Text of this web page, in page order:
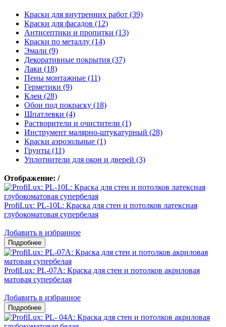
Краски для внутренних работ (39)
Краски для фасадов (12)
Антисептики и пропитки (13)
Краски по металлу (14)
Эмали (9)
Декоративные покрытия (37)
Лаки (18)
Пены монтажные (11)
Герметики (9)
Клеи (28)
Обои под покраску (18)
Шпатлевки (4)
Растворители и очистители (1)
Инструмент малярно-штукатурный (28)
Краски аэрозольные (1)
Грунты (11)
Уплотнители для окон и дверей (3)
Отображение: /
ProfiLux: PL-10L: Краска для стен и потолков латексная
глубокоматовая супербелая
Добавить в избранное
ProfiLux: PL-07А: Краска для стен и потолков акриловая
матовая супербелая
Добавить в избранное